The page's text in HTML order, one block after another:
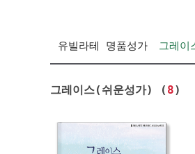
유빌라테 명품성가 그레이
그레이스(쉬운성가) ( 8)